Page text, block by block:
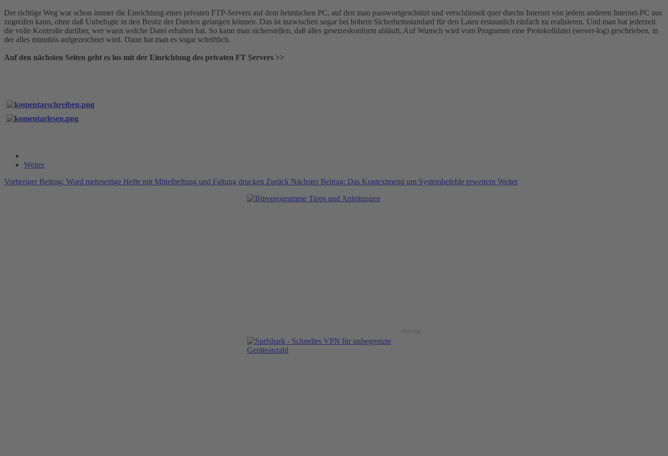
Der richtige Weg war schon immer die Einrichtung eines privaten FTP-Servers auf dem heimischen PC, auf den man passwortgeschützt und verschlüsselt quer durchs Internet von jedem anderen Internet-PC aus
zugreifen kann, ohne daß Unbefugte in den Besitz der Dateien gelangen können. Das ist inzwischen sogar bei hohem Sicherheitsstandard für den Laien erstaunlich einfach zu realisieren. Und man hat jederzeit
die volle Kontrolle darüber, wer wann welche Datei erhalten hat. So kann man sicherstellen, daß alles gesetzeskonform abläuft. Auf Wunsch wird vom Programm eine Protokolldatei (server-log) geschrieben, in
der alles minutiös aufgezeichnet wird. Dann hat man es sogar schriftlich.
Auf den nächsten Seiten geht es los mit der Einrichtung des privaten FT Servers >>
Weiter
Vorheriger Beitrag: Word mehrseitige Hefte mit Mittelheftung und Faltung drucken Zurück Nächster Beitrag: Das Kontextmenü um Systembefehle erweitern Weiter